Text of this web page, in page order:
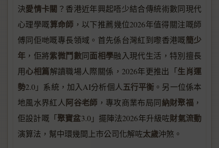
決愛情卡關 ？香港近年興起唔少結合傳統術數同現代
心理學嘅算命師 ，以下推薦幾位2026年值得關注嘅師
傅同佢哋嘅專長領域。首先係台灣紅到嚟香港嘅簡少
年 ，佢將紫微鬥數同面相學融入現代生活，特別擅長
用心相篇解讀職場人際關係，2026年更推出「生肖運
勢2.0」系統，加入AI分析個人五行平衡 。另一位係本
地風水界紅人阿谷老師 ，專攻商業布局同納財聚福 ，
佢設計嘅「聚寶盆3.0」擺陣法2026年升級咗財氣流動
演算法，幫中環幾間上市公司化解咗太歲沖煞。